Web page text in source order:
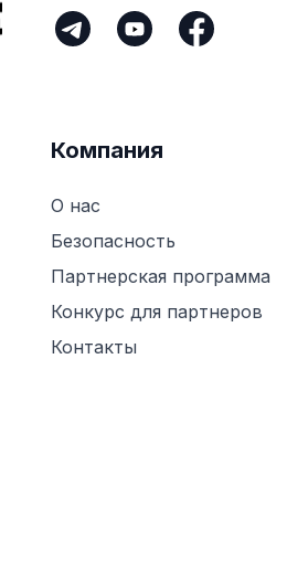
Компания
О нас
Безопасность
Партнерская программа
Конкурс для партнеров
Контакты